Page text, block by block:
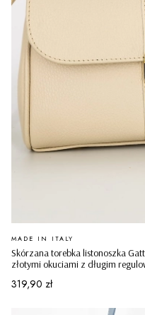
Skórzana torebka listonoszka
złotymi okuciami z długim
PRODUCENT
MADE IN ITALY
Cena
319,90 zł